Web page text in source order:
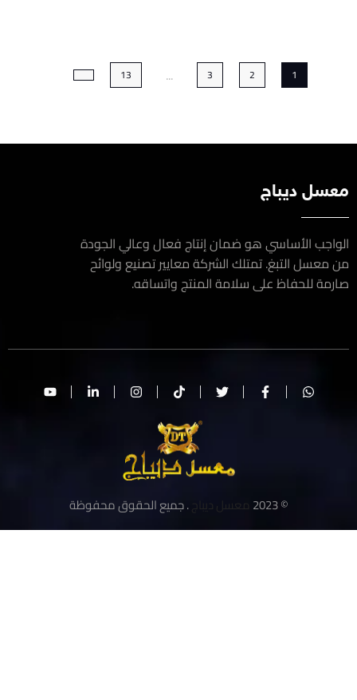
ديباج
الأساسي هو ضمان إنتاج فعال وعالي الجودة
التبغ. تمتلك الشركة معايير تصنيع ولوائح
للحفاظ على سلامة المنتج واتساقه.
معسل ديباج. جميع الحقوق محفوظة